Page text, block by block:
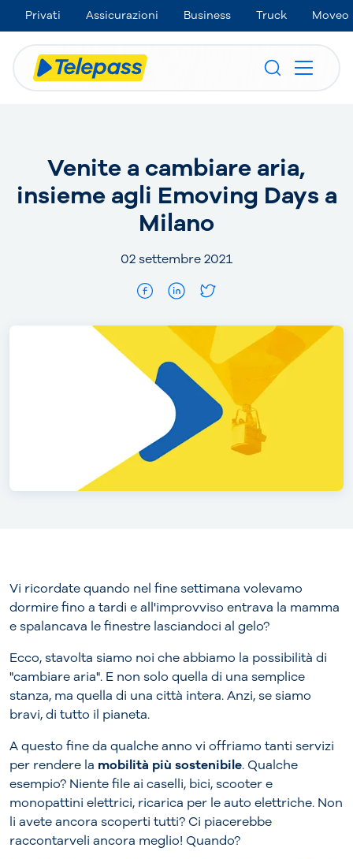
Privati Assicurazioni Business Truck Moveo
Venite a cambiare aria,
insieme agli Emoving Days a
Milano
02 settembre 2021
Vi ricordate quando nel fine settimana volevamo
dormire fino a tardi e all'improvviso entrava la mamma
e spalancava le finestre lasciandoci al gelo?
Ecco, stavolta siamo noi che abbiamo la possibilità di
"cambiare aria". E non solo quella di una semplice
stanza, ma quella di una città intera. Anzi, se siamo
bravi, di tutto il pianeta.
A questo fine da qualche anno vi offriamo tanti servizi
per rendere la mobilità più sostenibile. Qualche
esempio? Niente file ai caselli, bici, scooter e
monopattini elettrici, ricarica per le auto elettriche. Non
li avete ancora scoperti tutti? Ci piacerebbe
raccontarveli ancora meglio! Quando?